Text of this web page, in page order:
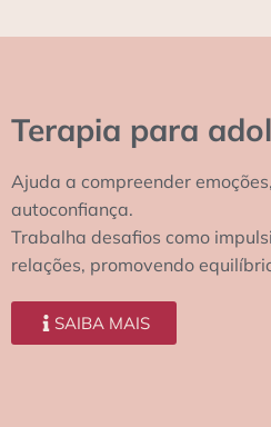
Terapia para
Ajuda a compreender
autoconfiança.
Trabalha desafios como
relações, promovendo
SAIBA MAIS